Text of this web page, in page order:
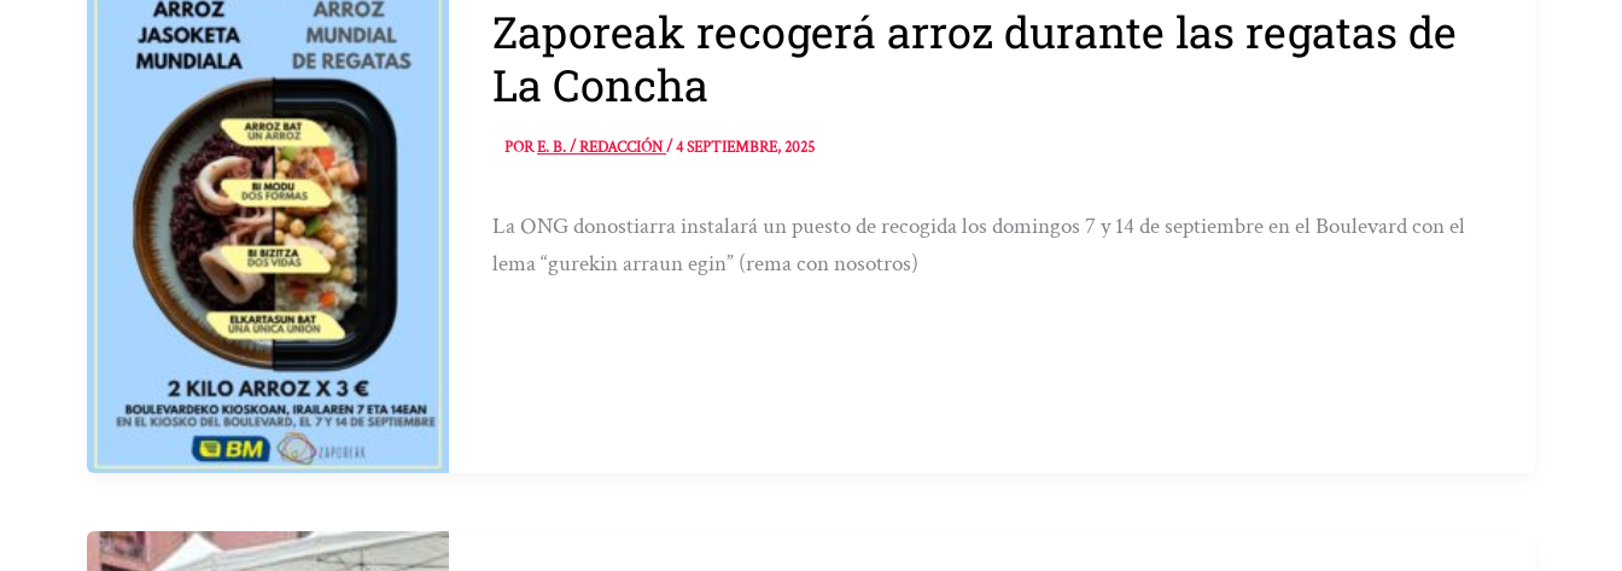
Zaporeak recogerá arroz durante las regatas de
La Concha
PORE. B. / REDACCIÓN/4 SEPTIEMBRE, 2025
La ONG donostiarra instalará un puesto de recogida los domingos 7 y 14 de septiembre en el Boulevard con el
lema “gurekin arraun egin” (rema con nosotros)